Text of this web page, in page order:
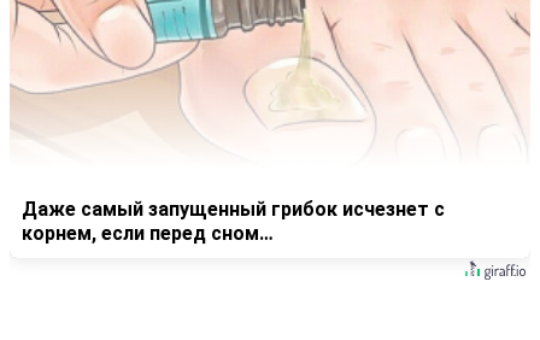
Даже самый запущенный грибок исчезнет с
корнем, если перед сном…